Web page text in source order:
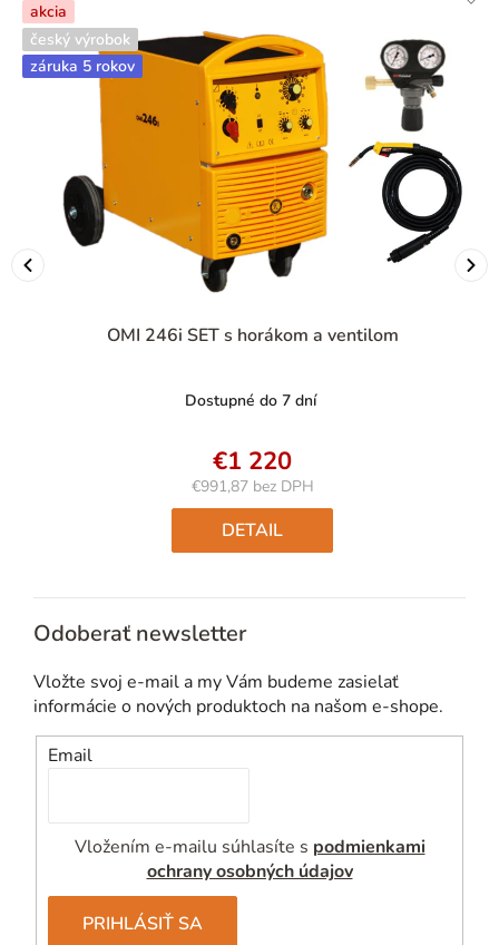
akcia
český výrobok
záruka 5 rokov
OMI 246i SET s horákom a ventilom
Dostupné do 7 dní
€1 220
€991,87 bez DPH
Jednotková
cena:
DETAIL
Odoberať newsletter
Vložte svoj e-mail a my Vám budeme zasielať
informácie o nových produktoch na našom e-shope.
Email
Vložením e-mailu súhlasíte s podmienkami
ochrany osobných údajov
PRIHLÁSIŤ SA